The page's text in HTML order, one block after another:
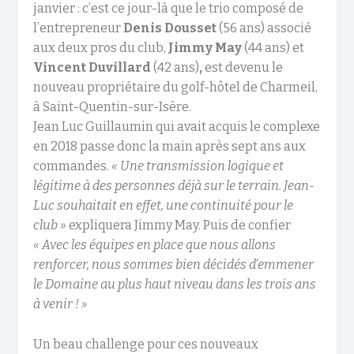
janvier : c’est ce jour-là que le trio composé de
l’entrepreneur Denis Dousset(56 ans) associé
aux deux pros du club, Jimmy May(44 ans) et
Vincent Duvillard(42 ans),est devenu le
nouveau propriétaire du golf-hôtel de Charmeil,
à Saint-Quentin-sur-Isère.
Jean Luc Guillaumin qui avait acquis le complexe
en 2018 passe donc la main après sept ans aux
commandes. « Une transmission logique et
légitime à des personnes déjà sur le terrain. Jean-
Luc souhaitait en effet, une continuité pour le
club »expliquera Jimmy May. Puis de confier
« Avec les équipes en place que nous allons
renforcer, nous sommes bien décidés d’emmener
le Domaine au plus haut niveau dans les trois ans
à venir ! »
Un beau challenge pour ces nouveaux